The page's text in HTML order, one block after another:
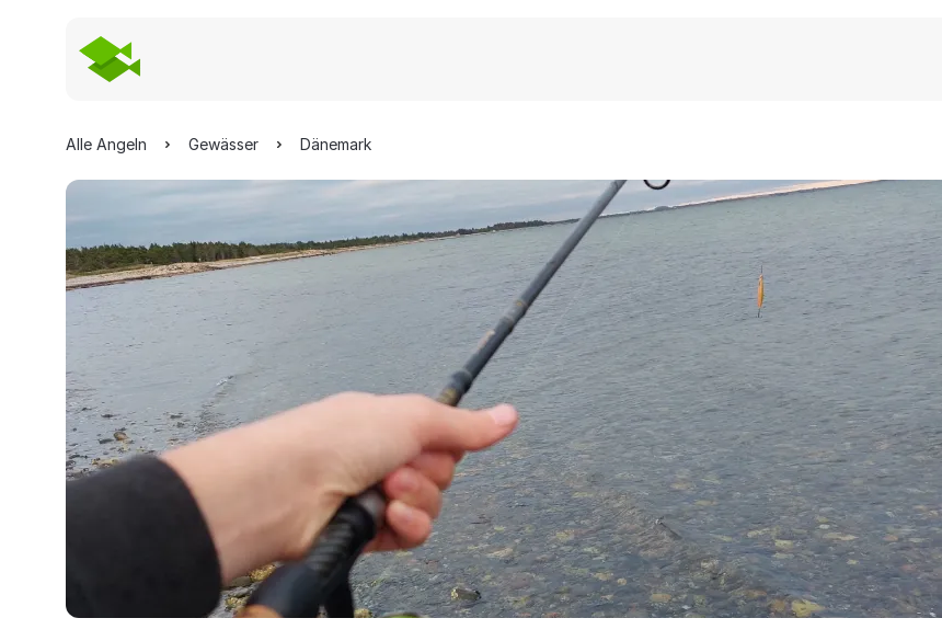
Alle Angeln Gewässer Dänemark